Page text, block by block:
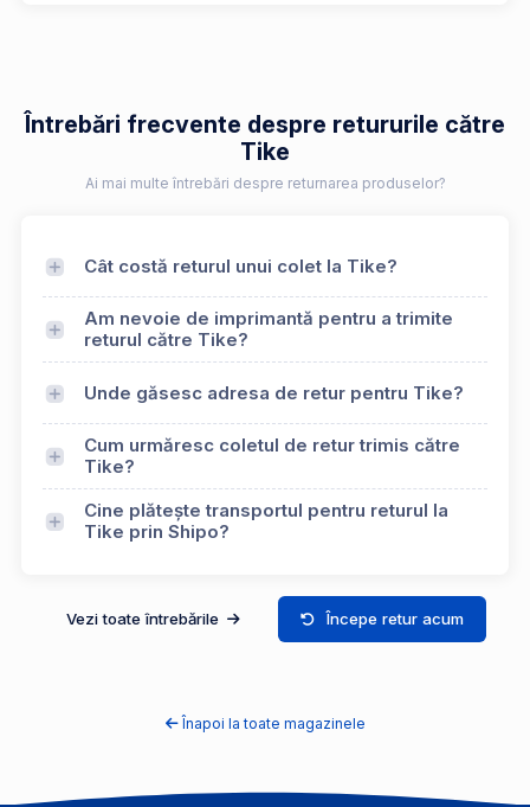
Întrebări frecvente despre retururile către
Tike
Ai mai multe întrebări despre returnarea produselor?
Cât costă returul unui colet la Tike?
Am nevoie de imprimantă pentru a trimite
returul către Tike?
Unde găsesc adresa de retur pentru Tike?
Cum urmăresc coletul de retur trimis către
Tike?
Cine plătește transportul pentru returul la
Tike prin Shipo?
Vezi toate întrebările Începe retur acum
Înapoi la toate magazinele